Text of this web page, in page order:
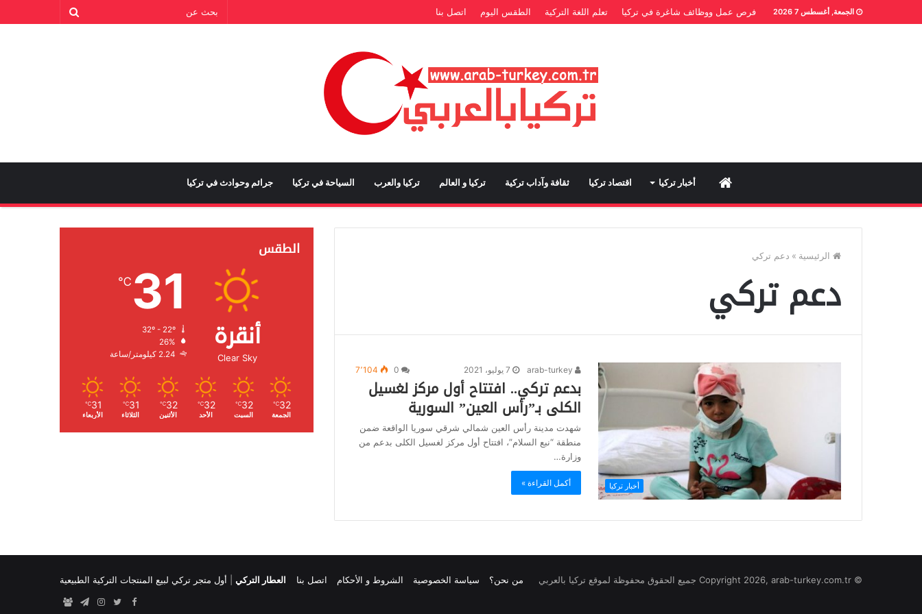
الجمعة, أغسطس 7 2026 فرص عمل ووظائف شاغرة في تركيا تعلم اللغة التركية الطقس اليوم اتصل بنا
Home أخبار تركيا اقتصاد تركيا ثقافة وآداب تركية تركيا و العالم تركيا والعرب السياحة في تركيا جرائم وحوادث في تركيا
الرئيسية » دعم تركي
دعم تركي
أخبار تركيا
7 يوليو، 2021 7٬104
بدعم تركي.. افتتاح أول مركز لغسيل
الكلى بـ”رأس العين” السورية
شهدت مدينة رأس العين شمالي شرقي سوريا الواقعة ضمن
منطقة “نبع السلام”، افتتاح أول مركز لغسيل الكلى بدعم من
وزارة…
أكمل القراءة »
الطقس
أنقرة
Clear Sky
31
℃
الرطوبة:
الرياح:
32
℃
الجمعة
32
℃
السبت
32
℃
الأحد
32
℃
الأثنين
31
℃
الثلاثاء
31
℃
الأربعاء
© Copyright 2026, arab-turkey.com.tr جميع الحقوق محفوظة لموقع تركيا بالعربي العطار التركي أول متجر تركي لبيع المنتجات التركية الطبيعية من نحن؟ سياسة الخصوصية الشروط و الأحكام اتصل بنا